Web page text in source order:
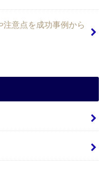
意点を成功事例から